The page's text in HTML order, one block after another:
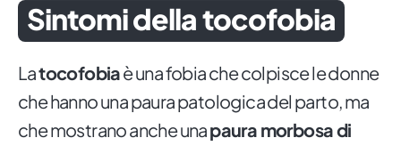
Sintomi della tocofobia
Latocofobiaè una fobia che colpisce le donne
che hanno una paura patologica del parto, ma
che mostrano anche unapaura morbosa di